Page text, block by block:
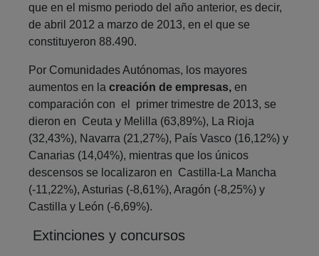
que en el mismo periodo del año anterior, es decir,
de abril 2012 a marzo de 2013, en el que se
constituyeron 88.490.
Por Comunidades Autónomas, los mayores
aumentos en la creación de empresas, en
comparación con el primer trimestre de 2013, se
dieron en Ceuta y Melilla (63,89%), La Rioja
(32,43%), Navarra (21,27%), País Vasco (16,12%) y
Canarias (14,04%), mientras que los únicos
descensos se localizaron en Castilla-La Mancha
(-11,22%), Asturias (-8,61%), Aragón (-8,25%) y
Castilla y León (-6,69%).
Extinciones y concursos